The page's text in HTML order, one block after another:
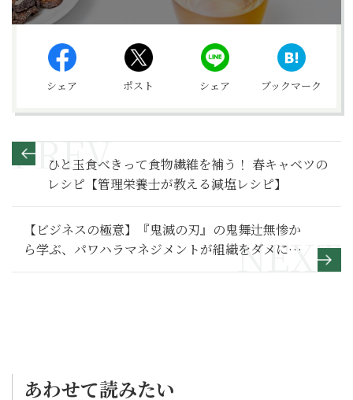
シェア ポスト シェア ブックマーク
ひと玉食べきって食物繊維を補う！ 春キャベツの
レシピ【管理栄養士が教える減塩レシピ】
【ビジネスの極意】『鬼滅の刃』の鬼舞辻無惨か
ら学ぶ、パワハラマネジメントが組織をダメにす
る理由
あわせて読みたい